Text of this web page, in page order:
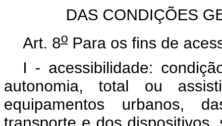
DAS CONDIÇÕES
Art. 8oPara os fins de
I - acessibilidade:
autonomia, total ou
equipamentos urbanos,
transporte e dos